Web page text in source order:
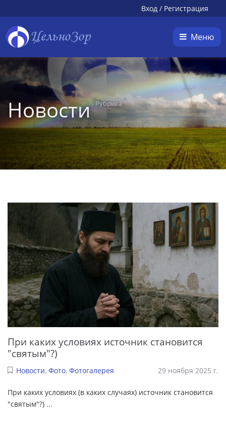
Вход / Регистрация
ЦельноЗор Меню
НовостиРубрика
При каких условиях источник становится
"святым"?)
Новости, Фото, Фотогалерея 29 ноября 2025 г.
При каких условиях (в каких случаях) источник становится
"святым"?) ...